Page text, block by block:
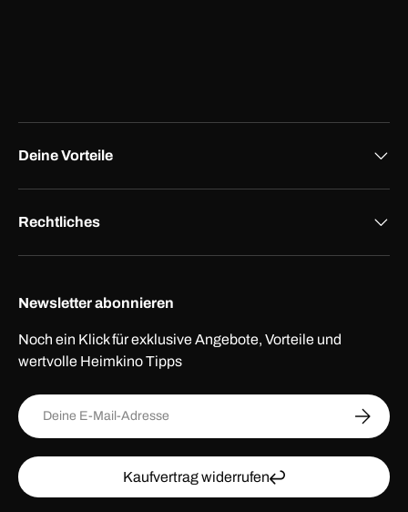
Deine Vorteile
Rechtliches
Newsletter abonnieren
Noch ein Klick für exklusive Angebote, Vorteile und
wertvolle Heimkino Tipps
E-Mail
Kaufvertrag widerrufen